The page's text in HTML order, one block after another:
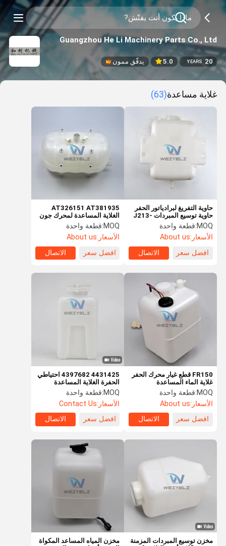
Guangzhou He Li Machinery Parts Co., Ltd
20
YEARS
5.0 يدقّق ممون
غلاية مساعدة(63)
AT326151 AT381935
الغلاية المساعدة لمحرك جون
دير 240 / 360
MOQ: قطعة واحدة
الأسعار:About us
افضل سعر
الاتصال
حاوية التفريغ لبرادياتور الحفر
حاوية توسيع المبردات J213-
04A-041000 لشانتوي
MOQ: قطعة واحدة
الأسعار:About us
افضل سعر
الاتصال
4431425 4397682 احتياطي
الحفرة الغلاية المساعدة
البلاستيكية خزان التفريغ التبريد
الصغيرة
MOQ: قطعة واحدة
الأسعار:Contact Us
افضل سعر
الاتصال
FR150 قطع غيار محرك الحفر
غلاية الماء المساعدة
MOQ: قطعة واحدة
الأسعار:About us
افضل سعر
الاتصال
مخزن المياه المساعد المكواة
مخزن توسيع المبردات المزمنة